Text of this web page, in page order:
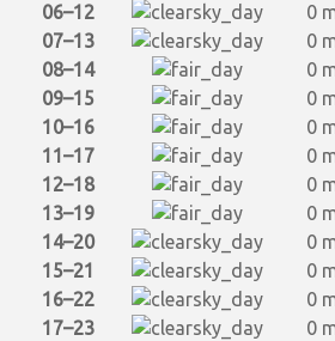
06–12
0
07–13
0
08–14
0
09–15
0
10–16
0
11–17
0
12–18
0
13–19
0
14–20
0
15–21
0
16–22
0
17–23
0